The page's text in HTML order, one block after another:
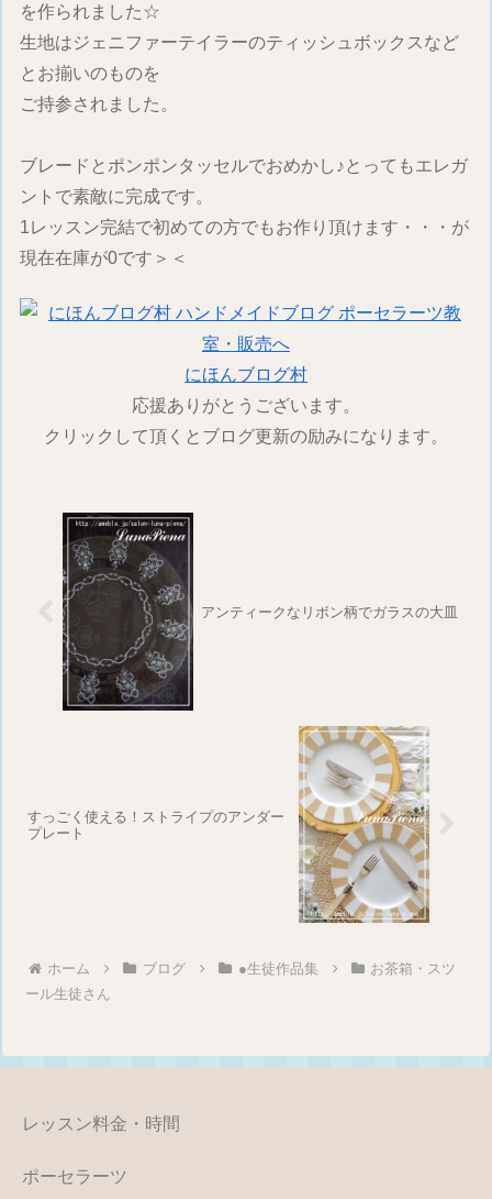
を作られました☆
生地はジェニファーテイラーのティッシュボックスなど
とお揃いのものを
ご持参されました。
ブレードとポンポンタッセルでおめかし♪とってもエレガ
ントで素敵に完成です。
1レッスン完結で初めての方でもお作り頂けます・・・が
現在在庫が0です＞＜
にほんブログ村
応援ありがとうございます。
クリックして頂くとブログ更新の励みになります。
アンティークなリボン柄でガラスの大皿
すっごく使える！ストライプのアンダー
プレート
ホーム ブログ ●生徒作品集
お茶箱・スツ
ール生徒さん
レッスン料金・時間
ポーセラーツ